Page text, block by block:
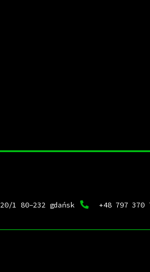
1 80-232 gdańsk +48 797 370